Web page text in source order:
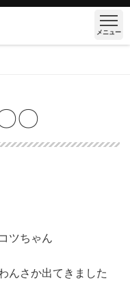
メニュー
〇
ツちゃん
んさか出てきました